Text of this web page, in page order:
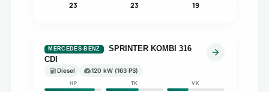
23 23 19
MERCEDES-BENZ
SPRINTER KOMBI 316
CDI
Diesel 120 kW (163 PS)
HP TK VK